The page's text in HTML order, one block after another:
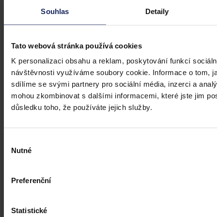
Souhlas Detaily
Tato webová stránka používá cookies
K personalizaci obsahu a reklam, poskytování funkcí
návštěvnosti využíváme soubory cookie. Informace o tom,
sdílíme se svými partnery pro sociální média, inzerci a
mohou zkombinovat s dalšími informacemi, které jste jim
důsledku toho, že používáte jejich služby.
souhlasu
Nutné
Preferenční
Statistické
Články
Spolu s tím roste i nutnost efektivního
Export českých firem dosáhl v roce 2015 i přes nejistou situaci na
vymáháním dlužných částek. Nesplacené pohledávky mnohdy
znamenají problémy vedoucí až k druhotné platební neschopnosti